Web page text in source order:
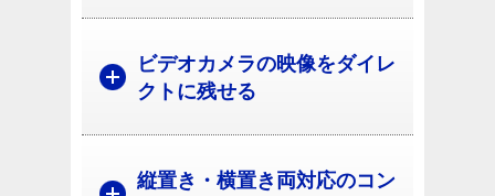
ビデオカメラの映像をダイレ
クトに残せる
縦置き・横置き両対応のコン